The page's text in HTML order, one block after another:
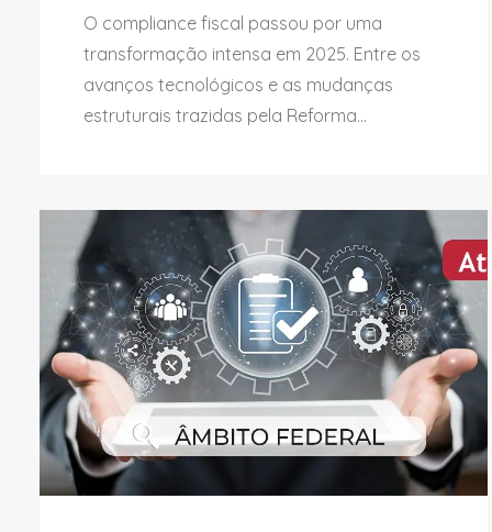
O compliance fiscal passou por uma
transformação intensa em 2025. Entre os
avanços tecnológicos e as mudanças
estruturais trazidas pela Reforma...